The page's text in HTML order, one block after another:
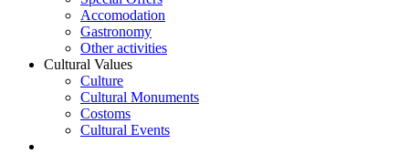
Accomodation
Gastronomy
Other activities
Cultural Values
Culture
Cultural Monuments
Costoms
Cultural Events